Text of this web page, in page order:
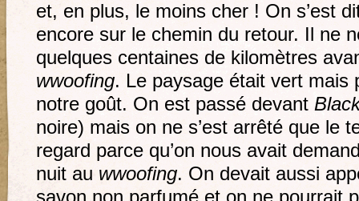
et, en plus, le moins cher ! On s’est
encore sur le chemin du retour. Il ne
quelques centaines de kilomètres
wwoofing. Le paysage était vert mais
notre goût. On est passé devant
noire) mais on ne s’est arrêté que le
regard parce qu’on nous avait
nuit au wwoofing. On devait aussi